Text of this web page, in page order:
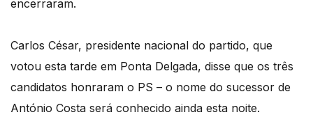
encerraram.
Carlos César, presidente nacional do partido, que
votou esta tarde em Ponta Delgada, disse que os três
candidatos honraram o PS – o nome do sucessor de
António Costa será conhecido ainda esta noite.